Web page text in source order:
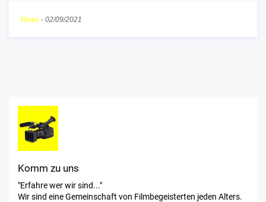
News - 02/09/2021
Komm zu uns
"Erfahre wer wir sind..."
Wir sind eine Gemeinschaft von Filmbegeisterten jeden Alters.